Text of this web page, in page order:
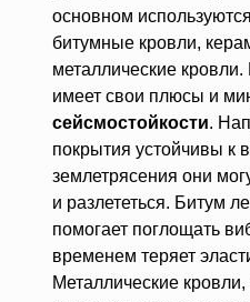
основном
битумные кровли,
металлические
имеет свои плюсы и
сейсмостойкости.
покрытия устойчивы к
землетрясения они
и разлететься. Битум
помогает поглощать
временем теряет
Металлические